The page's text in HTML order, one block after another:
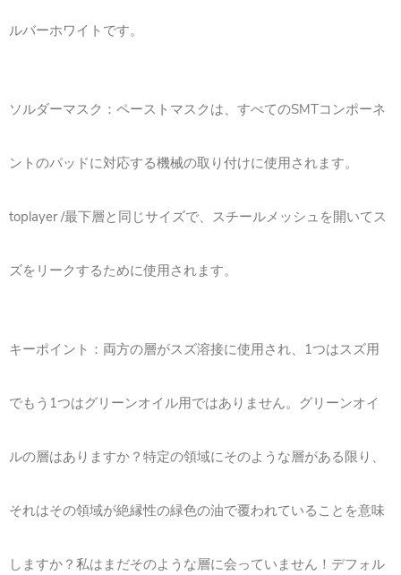
ルバーホワイトです。
ソルダーマスク：ペーストマスクは、すべてのSMTコンポーネ
ントのパッドに対応する機械の取り付けに使用されます。
toplayer /最下層と同じサイズで、スチールメッシュを開いてス
ズをリークするために使用されます。
キーポイント：両方の層がスズ溶接に使用され、1つはスズ用
でもう1つはグリーンオイル用ではありません。グリーンオイ
ルの層はありますか？特定の領域にそのような層がある限り、
それはその領域が絶縁性の緑色の油で覆われていることを意味
しますか？私はまだそのような層に会っていません！デフォル